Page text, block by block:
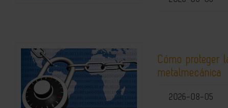
Cómo proteger
metalmecánica
2026-08-05